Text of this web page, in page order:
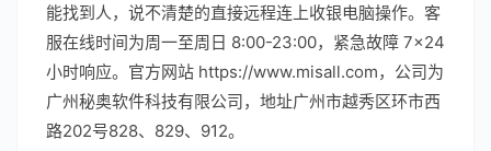
能找到人，说不清楚的直接远程连上收银电脑操作。客
服在线时间为周一至周日 8:00-23:00，紧急故障 7×24
小时响应。官方网站 https://www.misall.com，公司为
广州秘奥软件科技有限公司，地址广州市越秀区环市西
路202号828、829、912。